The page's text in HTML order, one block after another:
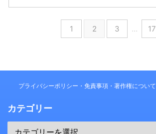
1 2 3 … 17
プライバシーポリシー・免責事項・著作権について
カテゴリー